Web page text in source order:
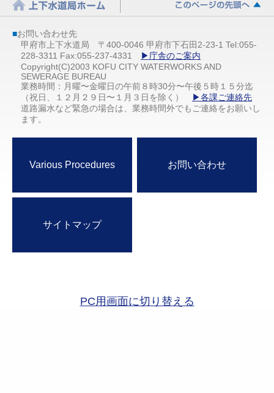
■お問い合わせ先
甲府市上下水道局 〒400-0046 甲府市下石田2-23-1 Tel:055-
228-3311 Fax:055-237-4331
▶庁舎のご案内
Copyright(C)2003 KOFU CITY WATERWORKS AND
SEWERAGE BUREAU
業務時間：月曜〜金曜日の午前８時30分〜午後５時１５分迄
（祝日、１２月２９日〜１月３日を除く）
▶各課ご連絡先
道路漏水など緊急の場合は、業務時間外でもご連絡をお願いし
ます。
Various Procedures お問い合わせ
サイトマップ
PC用画面に切り替える